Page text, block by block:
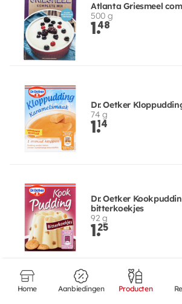
Atlanta Griesmeel
500 g
1.48
Dr. Oetker
74 g
1.14
Dr. Oetker
bitterkoekjes
92 g
1.25
Home Aanbiedingen Producten